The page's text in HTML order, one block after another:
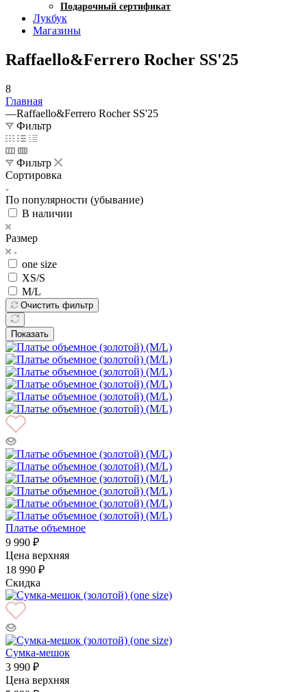
Подарочный сертификат
Лукбук
Магазины
Raffaello&Ferrero Rocher SS'25
8
Главная
—Raffaello&Ferrero Rocher SS'25
Фильтр
Фильтр
Сортировка
По популярности (убывание)
В наличии
Размер
one size
XS/S
M/L
Очистить фильтр
Показать
Платье объемное
9 990 ₽
Цена верхняя
18 990 ₽
Скидка
Сумка-мешок
3 990 ₽
Цена верхняя